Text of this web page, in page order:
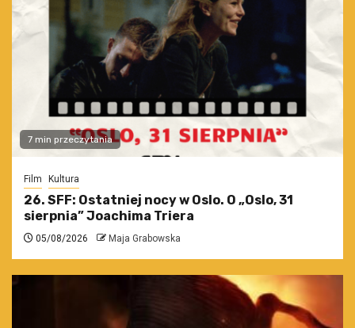
7 min przeczytania
Film Kultura
26. SFF: Ostatniej nocy w Oslo. O „Oslo, 31
sierpnia” Joachima Triera
05/08/2026 Maja Grabowska